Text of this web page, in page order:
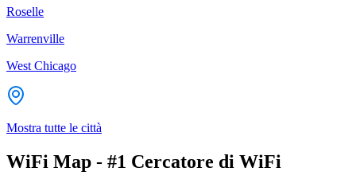
Roselle
Warrenville
West Chicago
Mostra tutte le città
WiFi Map - #1 Cercatore di WiFi